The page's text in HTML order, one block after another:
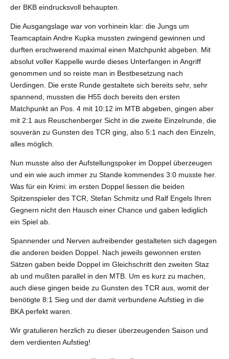
der BKB eindrucksvoll behaupten.
Die Ausgangslage war von vorhinein klar: die Jungs um
Teamcaptain Andre Kupka mussten zwingend gewinnen und
durften erschwerend maximal einen Matchpunkt abgeben. Mit
absolut voller Kappelle wurde dieses Unterfangen in Angriff
genommen und so reiste man in Bestbesetzung nach
Uerdingen. Die erste Runde gestaltete sich bereits sehr, sehr
spannend, mussten die H55 doch bereits den ersten
Matchpunkt an Pos. 4 mit 10:12 im MTB abgeben, gingen aber
mit 2:1 aus Reuschenberger Sicht in die zweite Einzelrunde, die
souverän zu Gunsten des TCR ging, also 5:1 nach den Einzeln,
alles möglich.
Nun musste also der Aufstellungspoker im Doppel überzeugen
und ein wie auch immer zu Stande kommendes 3:0 musste her.
Was für ein Krimi: im ersten Doppel liessen die beiden
Spitzenspieler des TCR, Stefan Schmitz und Ralf Engels Ihren
Gegnern nicht den Hausch einer Chance und gaben lediglich
ein Spiel ab.
Spannender und Nerven aufreibender gestalteten sich dagegen
die anderen beiden Doppel. Nach jeweils gewonnen ersten
Sätzen gaben beide Doppel im Gleichschritt den zweiten Staz
ab und mußten parallel in den MTB. Um es kurz zu machen,
auch diese gingen beide zu Gunsten des TCR aus, womit der
benötigte 8:1 Sieg und der damit verbundene Aufstieg in die
BKA perfekt waren.
Wir gratulieren herzlich zu dieser überzeugenden Saison und
dem verdienten Aufstieg!